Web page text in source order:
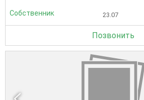
Собственник 23.07
Позвонить